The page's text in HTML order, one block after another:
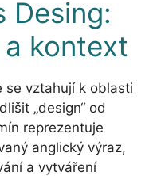
Desing:
kontext
se vztahují k oblasti
„design“ od
reprezentuje
anglický výraz,
a vytváření